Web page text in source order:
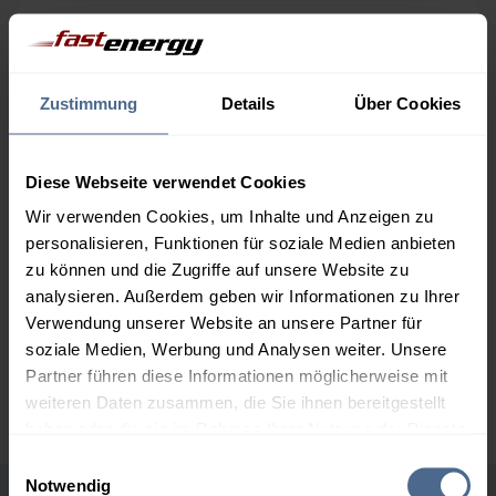
Zustimmung Details Über Cookies
Diese Webseite verwendet Cookies
Wir verwenden Cookies, um Inhalte und Anzeigen zu
personalisieren, Funktionen für soziale Medien anbieten
zu können und die Zugriffe auf unsere Website zu
analysieren. Außerdem geben wir Informationen zu Ihrer
Verwendung unserer Website an unsere Partner für
soziale Medien, Werbung und Analysen weiter. Unsere
Partner führen diese Informationen möglicherweise mit
weiteren Daten zusammen, die Sie ihnen bereitgestellt
Notwendig
1.000 Liter 0,00 €
156,75 €
3.000 Liter
154,90 €
154,90 €
0,00 €
5.000 Liter
153,18 €
153,18 €
0,00 €
Preise für Heizöl in Standardqualität nach Ö-Norm C 1109 in € / 100
Liter inkl. MwSt. und Lieferung bei einer Lieferstelle.